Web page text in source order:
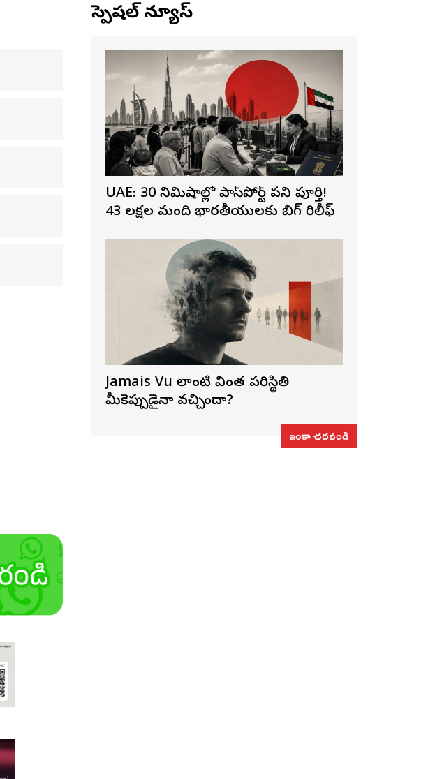
స్పెషల్ న్యూస్
UAE: 30 నిమిషాల్లో పాస్‌పోర్ట్ పని పూర్తి!
43 లక్షల మంది భారతీయులకు బిగ్ రిలీఫ్
Jamais Vu లాంటి వింత పరిస్థితి
మీకెప్పుడైనా వచ్చిందా?
ఇంకా చదవండి